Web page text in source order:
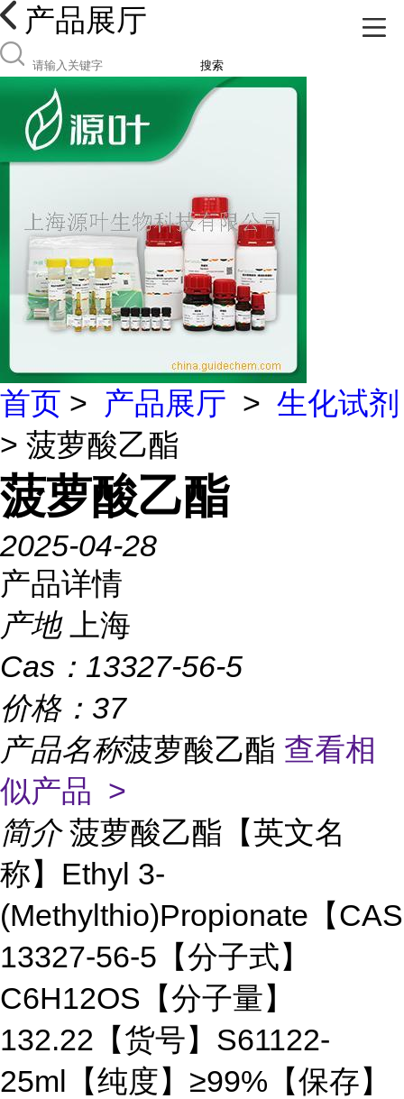
产品展厅
搜索
首页 > 产品展厅 > 生化试剂
> 菠萝酸乙酯
菠萝酸乙酯
2025-04-28
产品详情
产地
上海
Cas： 13327-56-5
价格： 37
产品名称菠萝酸乙酯 查看相
似产品 >
简介 菠萝酸乙酯【英文名
称】Ethyl 3-
(Methylthio)Propionate【
13327-56-5【分子式】
C6H12OS【分子量】
132.22【货号】S61122-
25ml【纯度】≥99%【保存】